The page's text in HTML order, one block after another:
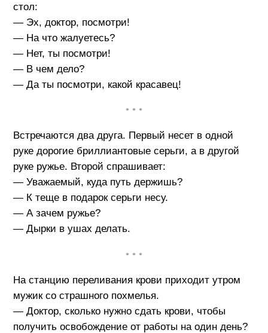
стол:
— Эх, доктор, посмотри!
— На что жалуетесь?
— Нет, ты посмотри!
— В чем дело?
— Да ты посмотри, какой красавец!
• • •
Встречаются два друга. Первый несет в одной
руке дорогие бриллиантовые серьги, а в другой
руке ружье. Второй спрашивает:
— Уважаемый, куда путь держишь?
— К теще в подарок серьги несу.
— А зачем ружье?
— Дырки в ушах делать.
• • •
На станцию переливания крови приходит утром
мужик со страшного похмелья.
— Доктор, сколько нужно сдать крови, чтобы
получить освобождение от работы на один день?